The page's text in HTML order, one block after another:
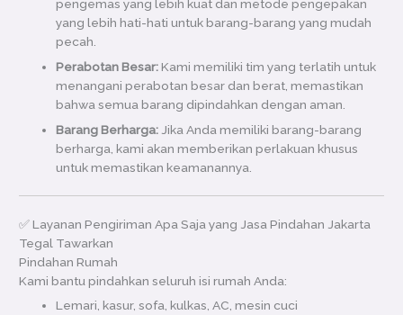
pengemas yang lebih kuat dan metode pengepakan
yang lebih hati-hati untuk barang-barang yang mudah
pecah.
Perabotan Besar:Kami memiliki tim yang terlatih untuk
menangani perabotan besar dan berat, memastikan
bahwa semua barang dipindahkan dengan aman.
Barang Berharga: Jika Anda memiliki barang-barang
berharga, kami akan memberikan perlakuan khusus
untuk memastikan keamanannya.
✅ Layanan Pengiriman Apa Saja yang Jasa Pindahan Jakarta
Tegal Tawarkan
Pindahan Rumah
Kami bantu pindahkan seluruh isi rumah Anda:
Lemari, kasur, sofa, kulkas, AC, mesin cuci